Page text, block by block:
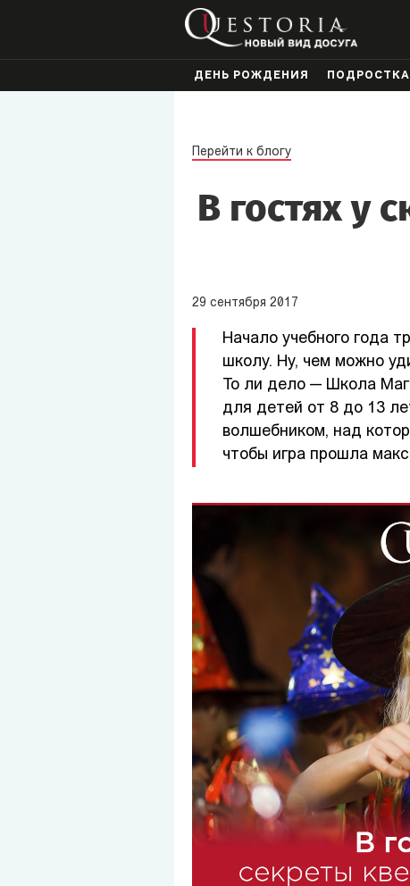
ДЕНЬ РОЖДЕНИЯ
Перейти к блогу
В гостях у
29 сентября 2017
Начало учебного года
школу. Ну, чем можно
То ли дело — Школа
для детей от 8 до 13
волшебником, над
чтобы игра прошла